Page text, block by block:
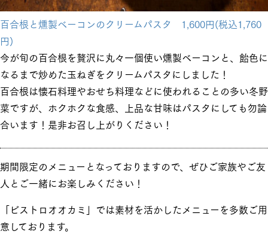
百合根と燻製ベーコンのクリームパスタ 1,600円(税込1,760
円)
今が旬の百合根を贅沢に丸々一個使い燻製ベーコンと、飴色に
なるまで炒めた玉ねぎをクリームパスタにしました！
百合根は懐石料理やおせち料理などに使われることの多い冬野
菜ですが、ホクホクな食感、上品な甘味はパスタにしても勿論
合います！是非お召し上がりください！
期間限定のメニューとなっておりますので、ぜひご家族やご友
人とご一緒にお楽しみください！
「ビストロオオカミ」では素材を活かしたメニューを多数ご用
意しております。